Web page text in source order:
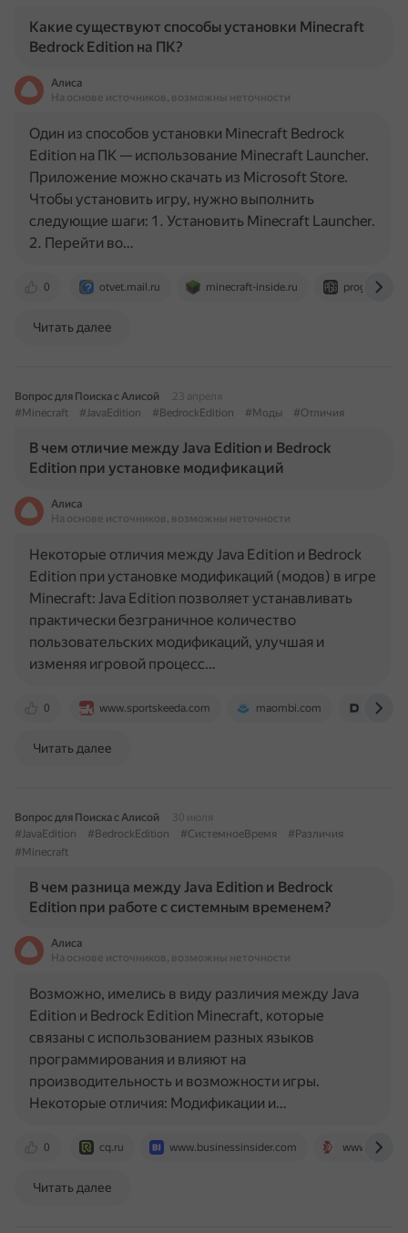
Какие существуют способы установки Minecraft
Bedrock Edition на ПК?
Алиса
На основе источников, возможны неточности
0 otvet.mail.ru minecraft-inside.ru
Один из способов установки Minecraft Bedrock
Edition на ПК — использование Minecraft Launcher.
Приложение можно скачать из Microsoft Store.
Чтобы установить игру, нужно выполнить
следующие шаги: 1. Установить Minecraft Launcher.
2. Перейти во…
Читать далее
Вопрос для Поиска с Алисой
23 апреля
#Minecraft
#JavaEdition #BedrockEdition #Моды #Отличия
В чем отличие между Java Edition и Bedrock
Edition при установке модификаций
Алиса
На основе источников, возможны неточности
0 www.sportskeeda.com maombi.com dtf.ru
Некоторые отличия между Java Edition и Bedrock
Edition при установке модификаций (модов) в игре
Minecraft: Java Edition позволяет устанавливать
практически безграничное количество
пользовательских модификаций, улучшая и
изменяя игровой процесс…
Читать далее
Вопрос для Поиска с Алисой
30 июля
#JavaEdition
#BedrockEdition #СистемноеВремя
#Различия
#Minecraft
В чем разница между Java Edition и Bedrock
Edition при работе с системным временем?
Алиса
На основе источников, возможны неточности
0 cq.ru www.businessinsider.com
Возможно, имелись в виду различия между Java
Edition и Bedrock Edition Minecraft, которые
связаны с использованием разных языков
программирования и влияют на
производительность и возможности игры.
Некоторые отличия: Модификации и…
Читать далее